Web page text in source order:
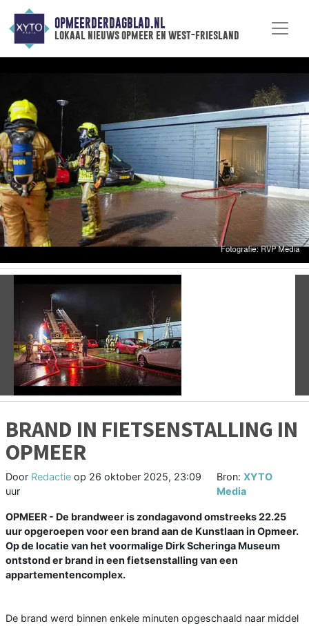
OPMEERDERDAGBLAD.NL
lokaal nieuws opmeer en west-friesland
Vorige
BRAND IN FIETSENSTALLING IN
OPMEER
Door Redactie op 26 oktober 2025, 23:09
uur
Bron:XYTO
Media
OPMEER - De brandweer is zondagavond omstreeks 22.25
uur opgeroepen voor een brand aan de Kunstlaan in Opmeer.
Op de locatie van het voormalige Dirk Scheringa Museum
ontstond er brand in een fietsenstalling van een
appartementencomplex.
De brand werd binnen enkele minuten opgeschaald naar middel